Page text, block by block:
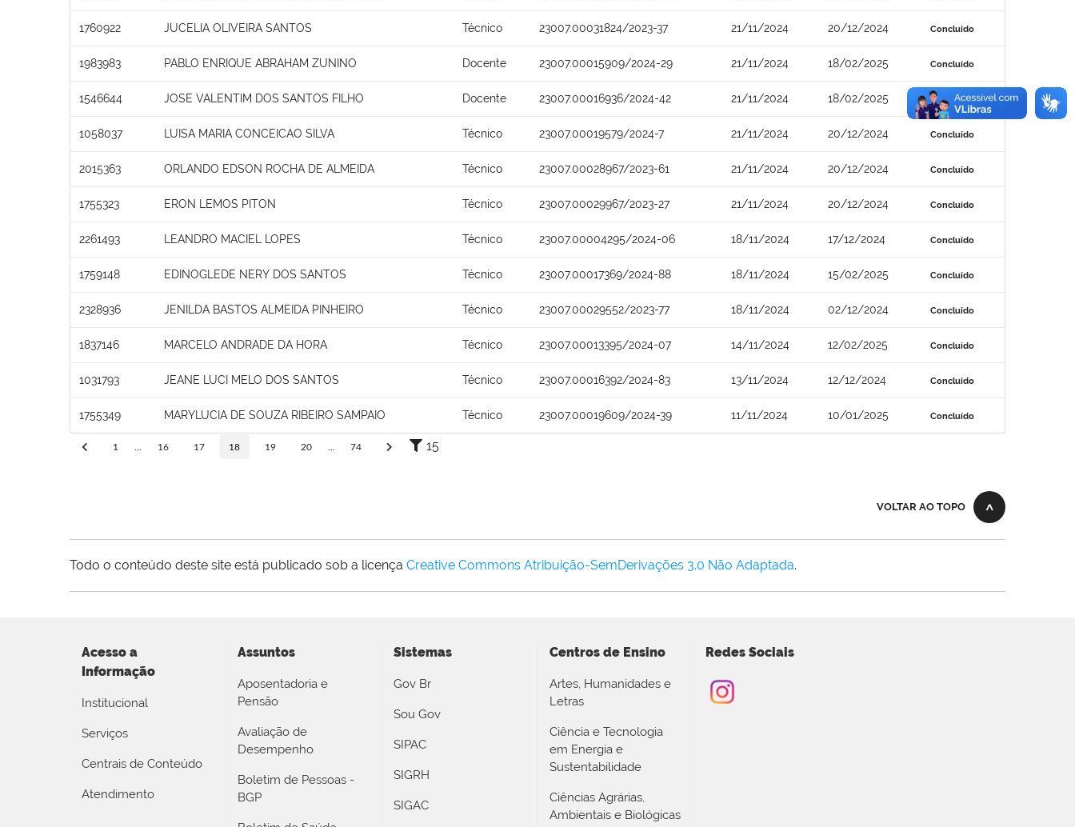
1760922 JUCELIA OLIVEIRA SANTOS Técnico 23007.00031824/2023-37 21/11/2024 20/12/2024 Concluído
1983983 PABLO ENRIQUE ABRAHAM ZUNINO Docente 23007.00015909/2024-29 21/11/2024 18/02/2025 Concluído
1546644 JOSE VALENTIM DOS SANTOS FILHO Docente 23007.00016936/2024-42 21/11/2024 18/02/2025 Concluído
1058037 LUISA MARIA CONCEICAO SILVA Técnico 23007.00019579/2024-7 21/11/2024 20/12/2024 Concluído
2015363 ORLANDO EDSON ROCHA DE ALMEIDA Técnico 23007.00028967/2023-61 21/11/2024 20/12/2024 Concluído
1755323 ERON LEMOS PITON Técnico 23007.00029967/2023-27 21/11/2024 20/12/2024 Concluído
2261493 LEANDRO MACIEL LOPES Técnico 23007.00004295/2024-06 18/11/2024 17/12/2024 Concluído
1759148 EDINOGLEDE NERY DOS SANTOS Técnico 23007.00017369/2024-88 18/11/2024 15/02/2025 Concluído
2328936 JENILDA BASTOS ALMEIDA PINHEIRO Técnico 23007.00029552/2023-77 18/11/2024 02/12/2024 Concluído
1837146 MARCELO ANDRADE DA HORA Técnico 23007.00013395/2024-07 14/11/2024 12/02/2025 Concluído
1031793 JEANE LUCI MELO DOS SANTOS Técnico 23007.00016392/2024-83 13/11/2024 12/12/2024 Concluído
1755349 MARYLUCIA DE SOUZA RIBEIRO SAMPAIO Técnico 23007.00019609/2024-39 11/11/2024 10/01/2025 Concluído
1 16 17 18 19 20 74 15
VOLTAR AO TOPO
Todo o conteúdo deste site está publicado sob a licença Creative Commons Atribuição-SemDerivações 3.0 Não Adaptada.
Acesso a
Informação
Institucional
Serviços
Centrais de Conteúdo
Atendimento
Assuntos
Aposentadoria e
Pensão
Avaliação de
Desempenho
Boletim de Pessoas -
BGP
Sistemas
Gov Br
Sou Gov
SIPAC
SIGRH
SIGAC
Centros de Ensino
Artes, Humanidades e
Letras
Ciência e Tecnologia
em Energia e
Sustentabilidade
Ciências Agrárias,
Ambientais e Biológicas
Redes Sociais